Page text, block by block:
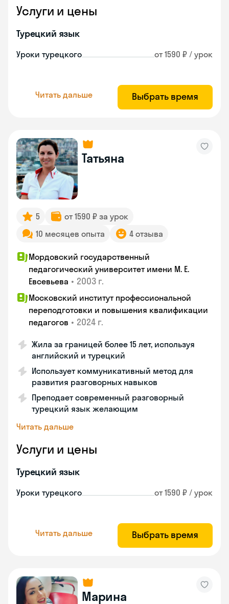
Услуги и цены
Турецкий язык
Уроки турецкого от 1590 ₽ / урок
Читать дальше Выбрать время
Татьяна
5
от 1590 ₽ за урок
10 месяцев опыта
4 отзыва
Мордовский государственный
педагогический университет имени М. Е.
Евсевьева • 2003 г.
Московский институт профессиональной
переподготовки и повышения квалификации
педагогов • 2024 г.
Жила за границей более 15 лет, используя
английский и турецкий
Использует коммуникативный метод для
развития разговорных навыков
Преподает современный разговорный
турецкий язык желающим
Читать дальше
Услуги и цены
Турецкий язык
Уроки турецкого от 1590 ₽ / урок
Читать дальше Выбрать время
Марина